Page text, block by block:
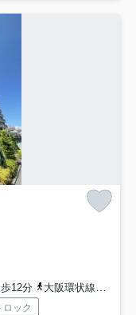
12分
大阪環状線「京橋」駅 徒歩17分
ロック